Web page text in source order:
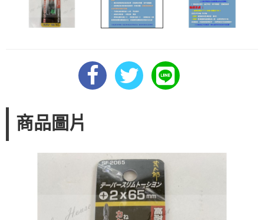
商品圖片